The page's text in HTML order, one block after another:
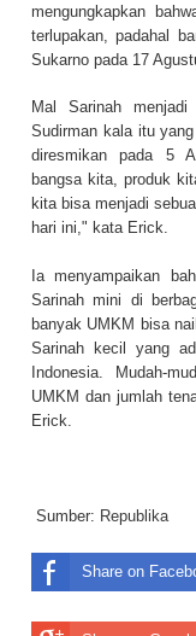
mengungkapkan
terlupakan, padahal
Sukarno pada 17
Mal Sarinah
Sudirman kala itu
diresmikan pada 5
bangsa kita, produk
kita bisa menjadi
hari ini," kata Erick.
Ia menyampaikan
Sarinah mini di
banyak UMKM bisa
Sarinah kecil yang
Indonesia. Mudah-
UMKM dan jumlah
Erick.
Sumber: Republika
Share on